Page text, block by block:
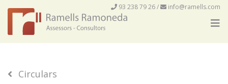
93 238 79 26/ info@ramells.com
Circulars